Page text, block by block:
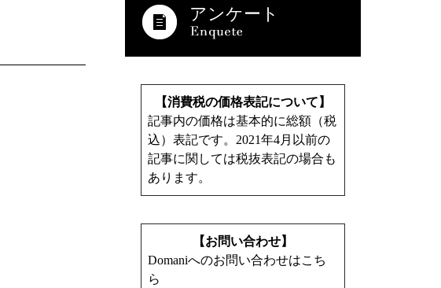
アンケート
【消費税の価格表記について】
記事内の価格は基本的に総額（税
込）表記です。2021年4月以前の
記事に関しては税抜表記の場合も
あります。
【お問い合わせ】
Domaniへのお問い合わせはこち
ら